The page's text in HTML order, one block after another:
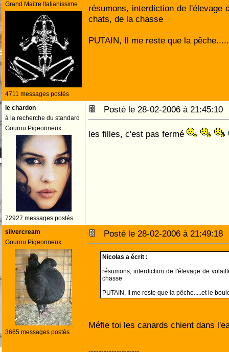
Grand Maitre Italianissime
4711 messages postés
résumons, interdiction de l'élevage
chats, de la chasse
PUTAIN, Il me reste que la
le chardon
à la recherche du standard
Gourou Pigeonneux
72927 messages postés
Posté le 28-02-2006 à
les filles, c'est pas fermé
silvercream
Gourou Pigeonneux
3665 messages postés
Posté le 28-02-2006 à
Nicolas a écrit :
résumons, interdiction de l'élevage de
chasse
PUTAIN, Il me reste que la pêche.....et le
Méfie toi les canards chient dans